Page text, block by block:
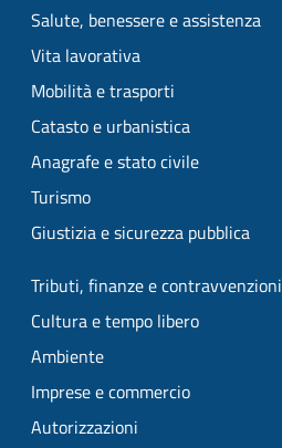
Salute, benessere e assistenza
Vita lavorativa
Mobilità e trasporti
Catasto e urbanistica
Anagrafe e stato civile
Turismo
Giustizia e sicurezza pubblica
Tributi, finanze e contravvenzioni
Cultura e tempo libero
Ambiente
Imprese e commercio
Autorizzazioni